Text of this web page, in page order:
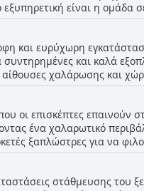
είναι η ομάδα
να υπερβούν τις
του προσωπικού
και ευρύχωρη
και καλά
χαλάρωσης και
υπέροχο, προσφέροντας
συμπαγείς, παρέχουν ένα
πρώιμη ώρα κλεισίματος
πλεονέκτημα στις
οι επισκέπτες επαινούν
ένα χαλαρωτικό
ξαπλώστρες για να
με τους
περιοχή. Ο
στάθμευσης του